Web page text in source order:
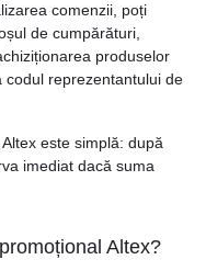
comenzii, poți
de cumpărături,
produselor
reprezentantului de
este simplă: după
imediat dacă suma
Altex?